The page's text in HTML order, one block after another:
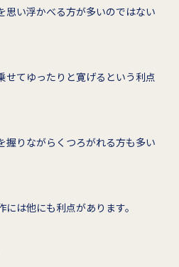
思い浮かべる方が多いのではない
せてゆったりと寛げるという利点
握りながらくつろがれる方も多い
は他にも利点があります。